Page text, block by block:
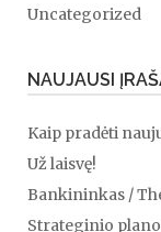
Uncategorized
NAUJAUSI
Kaip pradėti
Už laisvę!
Bankininkas /
Strateginio plano